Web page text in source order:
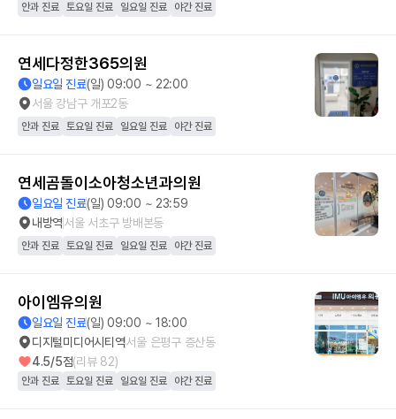
안과 진료 토요일 진료 일요일 진료 야간 진료
연세다정한365의원
일요일 진료(일) 09:00 ~ 22:00
서울 강남구 개포2동
안과 진료 토요일 진료 일요일 진료 야간 진료
연세곰돌이소아청소년과의원
일요일 진료(일) 09:00 ~ 23:59
내방역서울 서초구 방배본동
안과 진료 토요일 진료 일요일 진료 야간 진료
아이엠유의원
일요일 진료(일) 09:00 ~ 18:00
디지털미디어시티역서울 은평구 증산동
4.5/5점(리뷰 82)
안과 진료 토요일 진료 일요일 진료 야간 진료